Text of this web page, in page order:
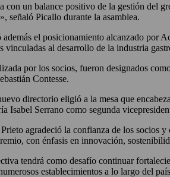
con un balance positivo de la gestión del
señaló Picallo durante la asamblea.
el posicionamiento alcanzado por
vinculadas al desarrollo de la industria
por los socios, fueron designados
Contesse.
directorio eligió a la mesa que
Isabel Serrano como segunda
agradeció la confianza de los socios
con énfasis en innovación,
tendrá como desafío continuar
establecimientos a lo largo del